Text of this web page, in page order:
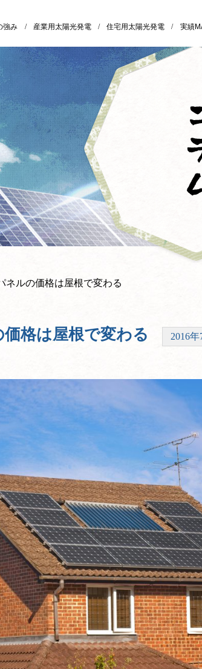
強み / 産業用太陽光発電 / 住宅用太陽光発電 / 実績
ネルの価格は屋根で変わる
格は屋根で変わる 2016年